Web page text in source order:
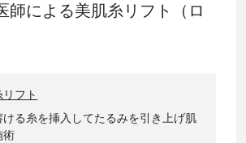
師による美肌糸リフト（ロ
フト
ける糸を挿入してたるみを引き上げ肌
術